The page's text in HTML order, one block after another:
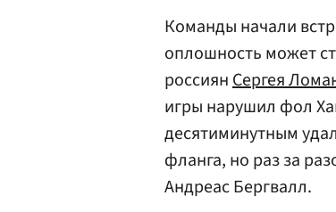
Команды начали
оплошность может
россиянСергея
игры нарушил фол
десятиминутным
фланга, но раз за
Андреас Бергвалл.